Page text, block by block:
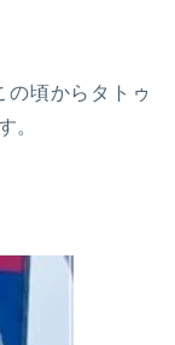
頃からタトゥ
。